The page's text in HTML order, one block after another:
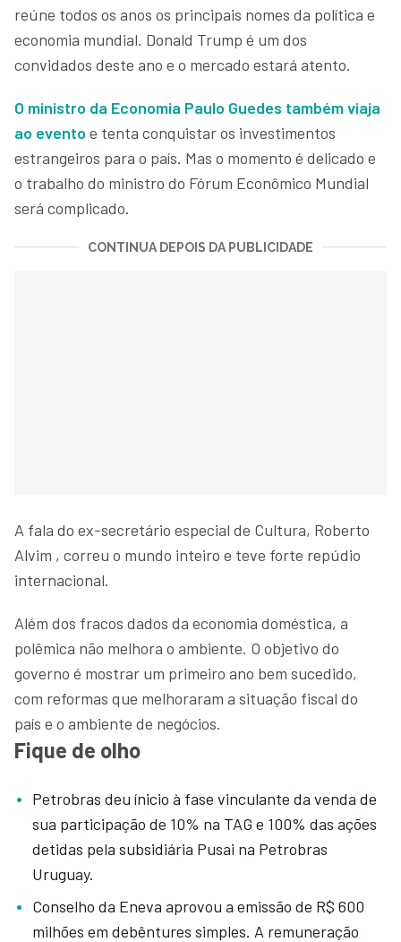
reúne todos os anos os principais nomes da política e
economia mundial. Donald Trump é um dos
convidados deste ano e o mercado estará atento.
O ministro da Economia Paulo Guedes também viaja
ao evento e tenta conquistar os investimentos
estrangeiros para o país. Mas o momento é delicado e
o trabalho do ministro do Fórum Econômico Mundial
será complicado.
CONTINUA DEPOIS DA PUBLICIDADE
A fala do ex-secretário especial de Cultura, Roberto
Alvim , correu o mundo inteiro e teve forte repúdio
internacional.
Além dos fracos dados da economia doméstica, a
polêmica não melhora o ambiente. O objetivo do
governo é mostrar um primeiro ano bem sucedido,
com reformas que melhoraram a situação fiscal do
país e o ambiente de negócios.
Fique de olho
Petrobras deu ínicio à fase vinculante da venda de
sua participação de 10% na TAG e 100% das ações
detidas pela subsidiária Pusai na Petrobras
Uruguay.
Conselho da Eneva aprovou a emissão de R$ 600
milhões em debêntures simples. A remuneração